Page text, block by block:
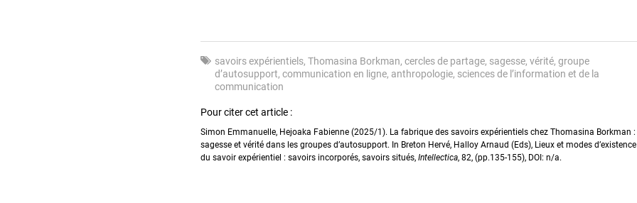
savoirs expérientiels Thomasina Borkman cercles de partage sagesse vérité groupe
d’autosupport communication en ligne anthropologie sciences de l’information et de la
communication
Pour citer cet article :
Simon Emmanuelle, Hejoaka Fabienne (2025/1). La fabrique des savoirs expérientiels chez Thomasina Borkman :
sagesse et vérité dans les groupes d’autosupport. In Breton Hervé, Halloy Arnaud (Eds), Lieux et modes d’existence
du savoir expérientiel : savoirs incorporés, savoirs situés, Intellectica, 82, (pp.135-155), DOI: n/a.